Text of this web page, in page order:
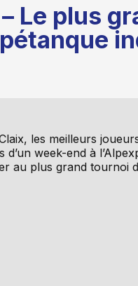
Le plus
les meilleurs
week-end à
au plus grand tournoi